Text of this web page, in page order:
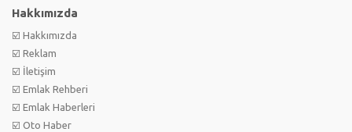
Hakkımızda
☑️ Hakkımızda
☑️ Reklam
☑️ İletişim
☑️ Emlak Rehberi
☑️ Emlak Haberleri
☑️ Oto Haber